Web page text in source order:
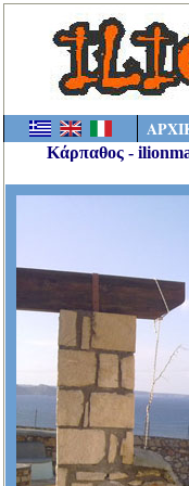
Κάρπαθος -